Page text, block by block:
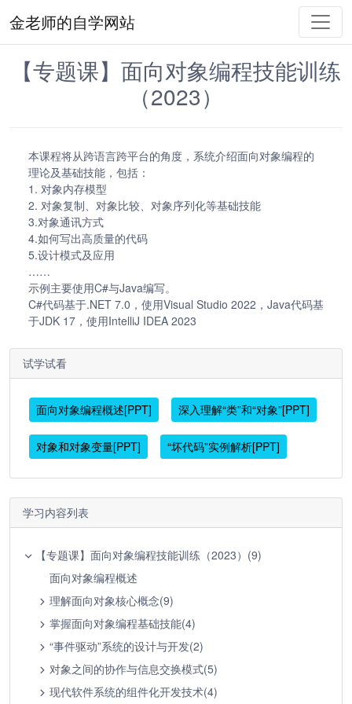
金老师的自学网站
【专题课】面向对象编程技能训练
（2023）
本课程将从跨语言跨平台的角度，系统介绍面向对象编程的
理论及基础技能，包括：
1. 对象内存模型
2. 对象复制、对象比较、对象序列化等基础技能
3.对象通讯方式
4.如何写出高质量的代码
5.设计模式及应用
……
示例主要使用C#与Java编写。
C#代码基于.NET 7.0，使用Visual Studio 2022，Java代码基
于JDK 17，使用IntelliJ IDEA 2023
试学试看
面向对象编程概述[PPT] 深入理解“类”和“对象”[PPT]
对象和对象变量[PPT] “坏代码”实例解析[PPT]
学习内容列表
【专题课】面向对象编程技能训练（2023）(9)
面向对象编程概述
理解面向对象核心概念(9)
掌握面向对象编程基础技能(4)
“事件驱动”系统的设计与开发(2)
对象之间的协作与信息交换模式(5)
现代软件系统的组件化开发技术(4)